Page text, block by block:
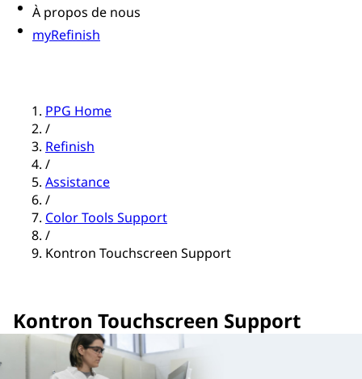
À propos de nous
myRefinish
PPG Home
/
Refinish
/
Assistance
/
Color Tools Support
/
Kontron Touchscreen Support
Kontron Touchscreen Support